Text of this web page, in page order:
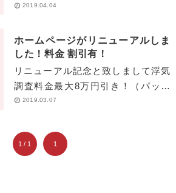
割引、お得プランとしまして弁護士
円のところ50万円でご提供です[…]
2019.04.04
ホームページがリニューアルしま
した！料金 割引有！
リニューアル記念と致しまして浮気
調査料金最大8万円引き！（パック
プランの場合 2019年3月31日ま
門カウンセラーと話[…]
2019.03.07
1 / 1 1